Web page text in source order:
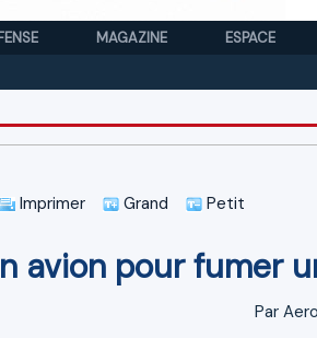
MAGAZINE ESPACE
Imprimer Grand Petit
avion pour fumer
Par